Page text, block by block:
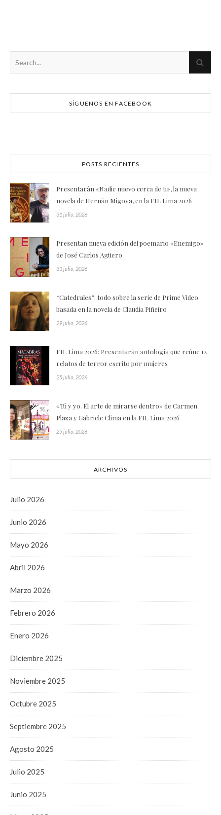
SÍGUENOS EN FACEBOOK
POSTS RECIENTES
Presentarán «Nadie nuevo cerca de ti», la nueva
novela de Hernán Migoya, en la FIL Lima 2026
31 julio, 2026
Presentan nueva edición del poemario «Enemigo»
de José Carlos Agüero
31 julio, 2026
“Catedrales”: todo sobre la serie de Prime Video
basada en la novela de Claudia Piñeiro
29 julio, 2026
FIL Lima 2026: Presentarán antología que reúne 12
relatos de terror escrito por mujeres
25 julio, 2026
«Tú y yo. El arte de mirarse dentro» de Carmen
Plaza y Gabriele Clima en la FIL Lima 2026
25 julio, 2026
ARCHIVOS
Julio 2026
Junio 2026
Mayo 2026
Abril 2026
Marzo 2026
Febrero 2026
Enero 2026
Diciembre 2025
Noviembre 2025
Octubre 2025
Septiembre 2025
Agosto 2025
Julio 2025
Junio 2025